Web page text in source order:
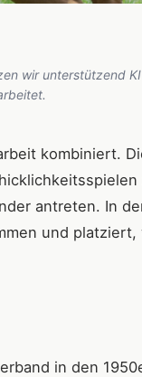
wir unterstützend
kombiniert.
antreten. In
und platziert,
in den